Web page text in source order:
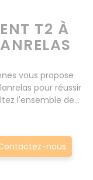
T2 À
vous propose
alentours : Le
de réussir
nous